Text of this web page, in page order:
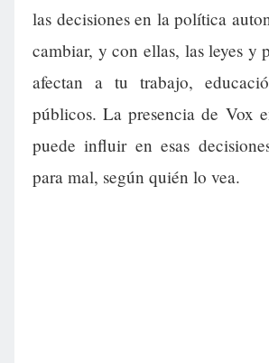
las decisiones en la política
cambiar, y con ellas, las leyes y
afectan a tu trabajo,
públicos. La presencia de Vox
puede influir en esas
para mal, según quién lo vea.